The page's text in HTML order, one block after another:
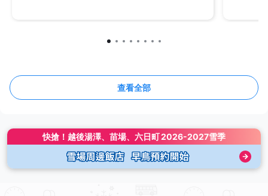
查看全部
快搶！ 越後湯澤、苗場、六日町2026-2027雪季